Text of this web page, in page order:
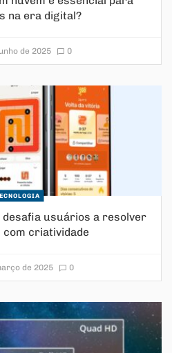
na era digital?
de 2025 0
desafia usuários a resolver
com criatividade
de 2025 0